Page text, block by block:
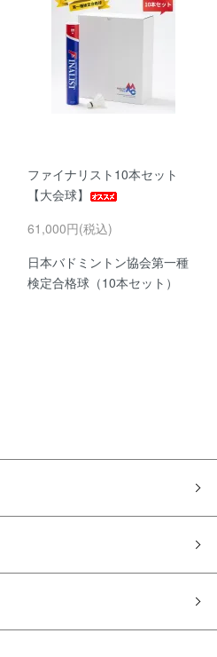
ファイナリスト10本セット
【大会球】
61,000円(税込)
日本バドミントン協会第一種
検定合格球（10本セット）